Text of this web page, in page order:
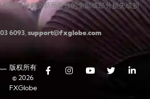
关的任何交易而导致的全部或部分损失或损
6093,support@fxglobe.com
版权所有
© 2026
FXGlobe